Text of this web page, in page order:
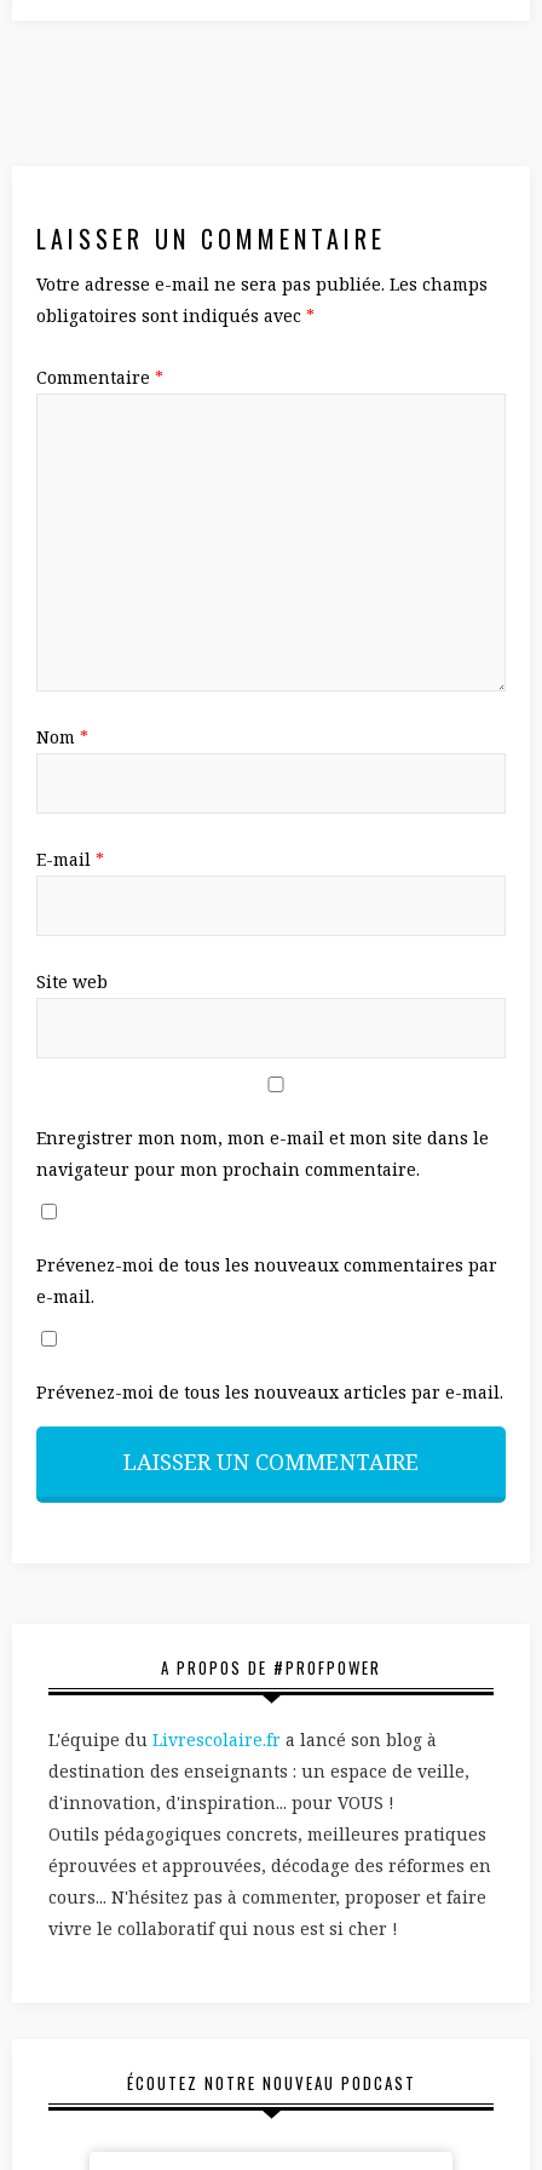
LAISSER UN COMMENTAIRE
Votre adresse e-mail ne sera pas publiée. Les champs
obligatoires sont indiqués avec *
Commentaire *
Nom *
E-mail *
Site web
Enregistrer mon nom, mon e-mail et mon site dans le
navigateur pour mon prochain commentaire.
Prévenez-moi de tous les nouveaux commentaires par
e-mail.
Prévenez-moi de tous les nouveaux articles par e-mail.
A PROPOS DE #PROFPOWER
L'équipe du Livrescolaire.fr a lancé son blog à
destination des enseignants : un espace de veille,
d'innovation, d'inspiration... pour VOUS !
Outils pédagogiques concrets, meilleures pratiques
éprouvées et approuvées, décodage des réformes en
cours... N'hésitez pas à commenter, proposer et faire
vivre le collaboratif qui nous est si cher !
ÉCOUTEZ NOTRE NOUVEAU PODCAST